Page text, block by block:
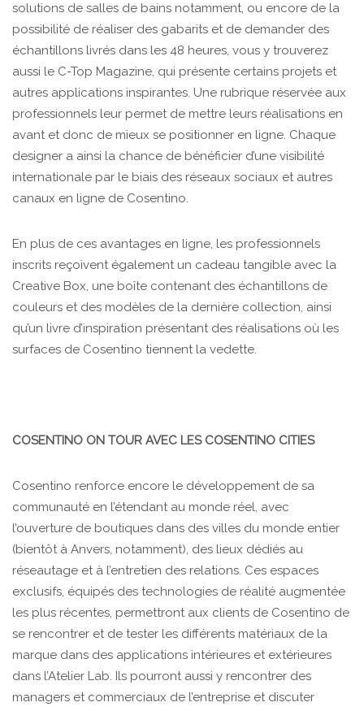
solutions de salles de bains notamment, ou encore de la
possibilité de réaliser des gabarits et de demander des
échantillons livrés dans les 48 heures, vous y trouverez
aussi le C-Top Magazine, qui présente certains projets et
autres applications inspirantes. Une rubrique réservée aux
professionnels leur permet de mettre leurs réalisations en
avant et donc de mieux se positionner en ligne. Chaque
designer a ainsi la chance de bénéficier d’une visibilité
internationale par le biais des réseaux sociaux et autres
canaux en ligne de Cosentino.
En plus de ces avantages en ligne, les professionnels
inscrits reçoivent également un cadeau tangible avec la
Creative Box, une boîte contenant des échantillons de
couleurs et des modèles de la dernière collection, ainsi
qu’un livre d’inspiration présentant des réalisations où les
surfaces de Cosentino tiennent la vedette.
COSENTINO ON TOUR AVEC LES COSENTINO CITIES
Cosentino renforce encore le développement de sa
communauté en l’étendant au monde réel, avec
l’ouverture de boutiques dans des villes du monde entier
(bientôt à Anvers, notamment), des lieux dédiés au
réseautage et à l’entretien des relations. Ces espaces
exclusifs, équipés des technologies de réalité augmentée
les plus récentes, permettront aux clients de Cosentino de
se rencontrer et de tester les différents matériaux de la
marque dans des applications intérieures et extérieures
dans l’Atelier Lab. Ils pourront aussi y rencontrer des
managers et commerciaux de l’entreprise et discuter